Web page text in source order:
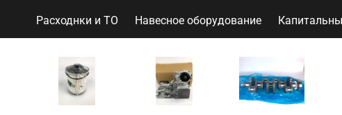
Расходнки и ТО Навесное оборудование